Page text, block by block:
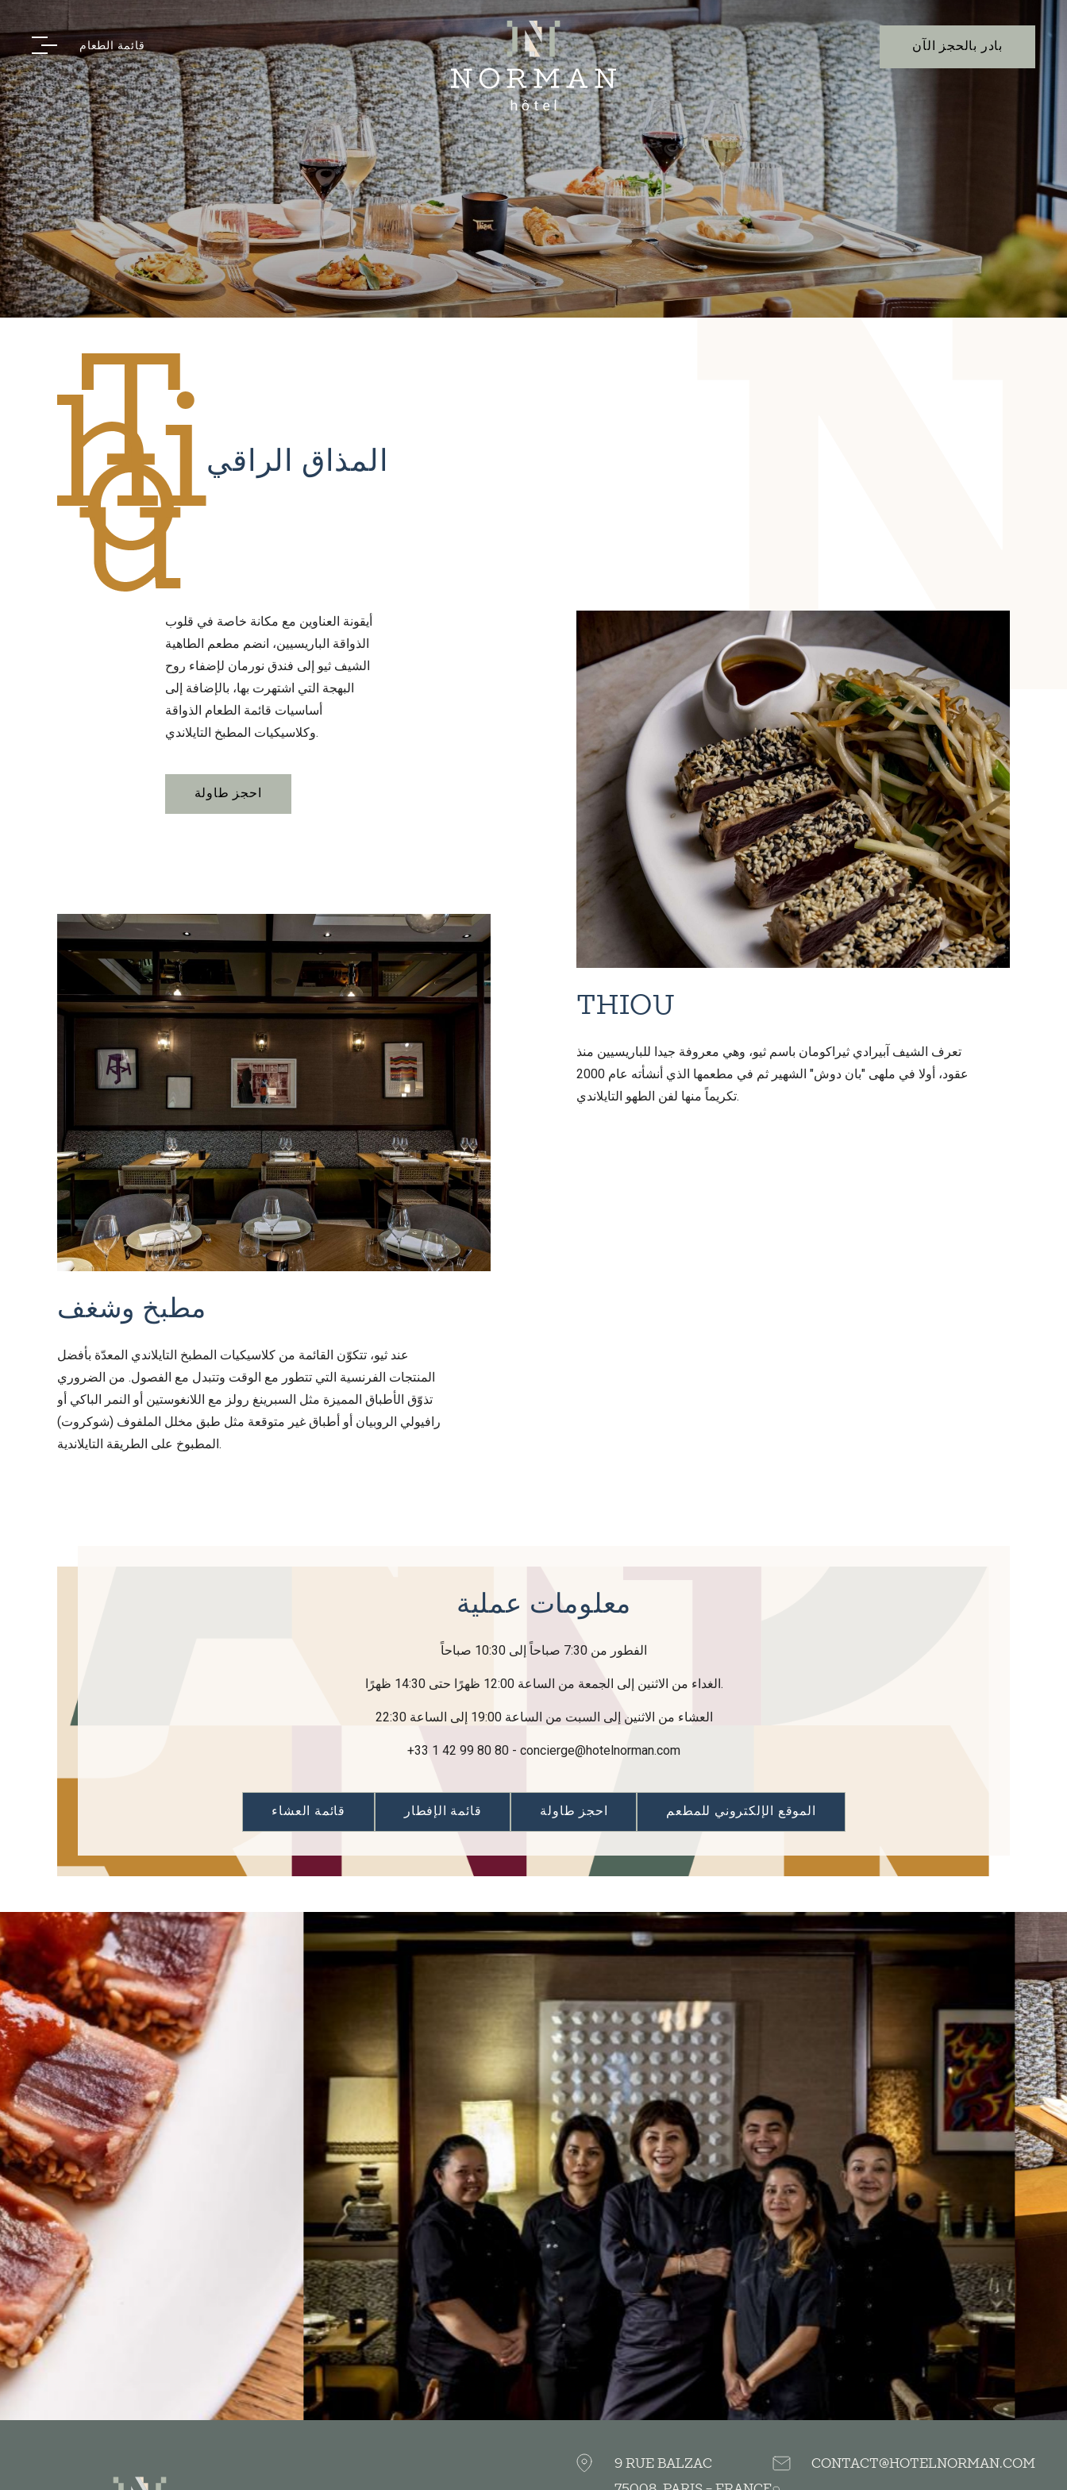
قائمة الطعام بادر بالحجز الآن
المذاق الراقي
أيقونة العناوين مع مكانة خاصة في قلوب
الذواقة الباريسيين، انضم مطعم الطاهية
الشيف ثيو إلى فندق نورمان لإضفاء روح
البهجة التي اشتهرت بها، بالإضافة إلى
أساسيات قائمة الطعام الذواقة
وكلاسيكيات المطبخ التايلاندي.
احجز طاولة
THIOU
تعرف الشيف آبيرادي ثيراكومان باسم ثيو، وهي معروفة جيدا للباريسيين منذ
عقود، أولا في ملهى "بان دوش" الشهير ثم في مطعمها الذي أنشأته عام 2000
تكريماً منها لفن الطهو التايلاندي.
مطبخ وشغف
عند ثيو، تتكوّن القائمة من كلاسيكيات المطبخ التايلاندي المعدّة بأفضل
المنتجات الفرنسية التي تتطور مع الوقت وتتبدل مع الفصول. من الضروري
تذوّق الأطباق المميزة مثل السبرينغ رولز مع اللانغوستين أو النمر الباكي أو
رافيولي الروبيان أو أطباق غير متوقعة مثل طبق مخلل الملفوف (شوكروت)
المطبوخ على الطريقة التايلاندية.
معلومات عملية
الفطور من 7:30 صباحاً إلى 10:30 صباحاً
الغداء من الاثنين إلى الجمعة من الساعة 12:00 ظهرًا حتى 14:30 ظهرًا.
العشاء من الاثنين إلى السبت من الساعة 19:00 إلى الساعة 22:30
+33 1 42 99 80 80 - concierge@hotelnorman.com
قائمة العشاء قائمة الإفطار احجز طاولة الموقع الإلكتروني للمطعم
9 RUE BALZAC
CONTACT@HOTELNORMAN.COM